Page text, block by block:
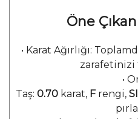
Öne
• Karat Ağırlığı:
zarafetinizi
•
Taş: 0.70 karat, Frengi,